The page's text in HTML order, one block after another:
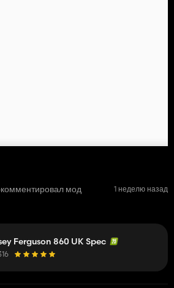
мод 1 неделю назад
Ferguson 860 UK Spec